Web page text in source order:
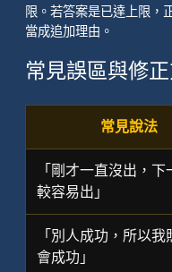
限。若答案是已達上限，
當成追加理由。
常見誤區與修
常見說法
「剛才一直沒出，下
較容易出」
「別人成功，所以我
會成功」